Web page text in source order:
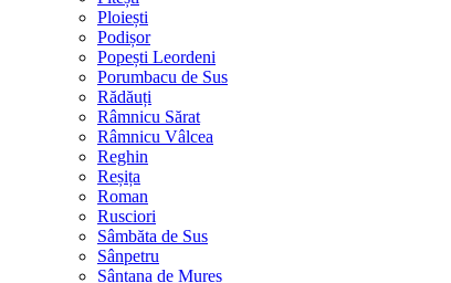
Ploiești
Podișor
Popești Leordeni
Porumbacu de Sus
Rădăuți
Râmnicu Sărat
Râmnicu Vâlcea
Reghin
Reșița
Roman
Rusciori
Sâmbăta de Sus
Sânpetru
Sântana de Mureș